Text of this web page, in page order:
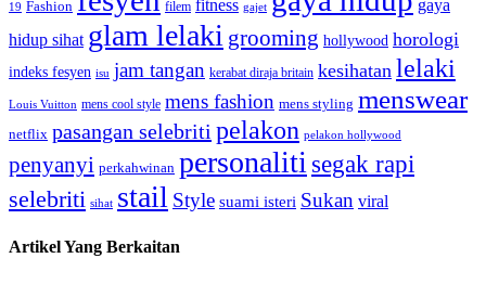
19 Fashion filem fitness gajet
gaya
hidup sihat glam lelaki grooming hollywood horologi
indeks fesyen isu jam tangan kerabat diraja britain kesihatan lelaki
Louis Vuitton mens cool style mens fashion mens styling menswear
netflix pasangan selebriti pelakon pelakon hollywood
penyanyi perkahwinan personaliti segak rapi
selebriti sihat stail Style suami isteri Sukan viral
Artikel Yang Berkaitan